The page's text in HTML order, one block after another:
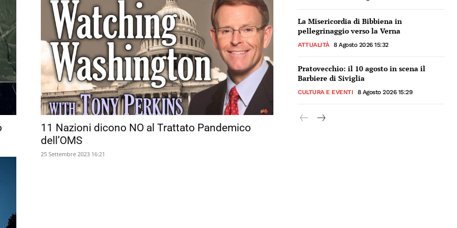
11 Nazioni dicono NO al Trattato Pandemico
dell’OMS
25 Settembre 2023 16:21
La Misericordia di Bibbiena in
pellegrinaggio verso la Verna
ATTUALITÀ 8 Agosto 2026 15:32
Pratovecchio: il 10 agosto in scena il
Barbiere di Siviglia
CULTURA E EVENTI 8 Agosto 2026 15:29